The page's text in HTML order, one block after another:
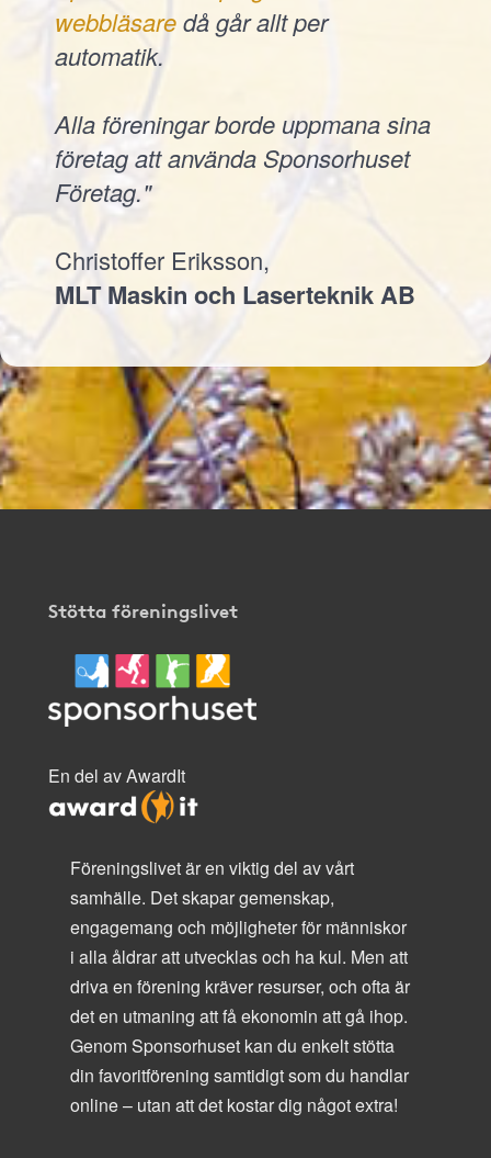
webbläsaredå går allt per
automatik.
Alla föreningar borde uppmana sina
företag att använda Sponsorhuset
Företag."
Christoffer Eriksson,
MLT Maskin och Laserteknik AB
Stötta föreningslivet
En del av AwardIt
Föreningslivet är en viktig del av vårt
samhälle. Det skapar gemenskap,
engagemang och möjligheter för människor
i alla åldrar att utvecklas och ha kul. Men att
driva en förening kräver resurser, och ofta är
det en utmaning att få ekonomin att gå ihop.
Genom Sponsorhuset kan du enkelt stötta
din favoritförening samtidigt som du handlar
online – utan att det kostar dig något extra!